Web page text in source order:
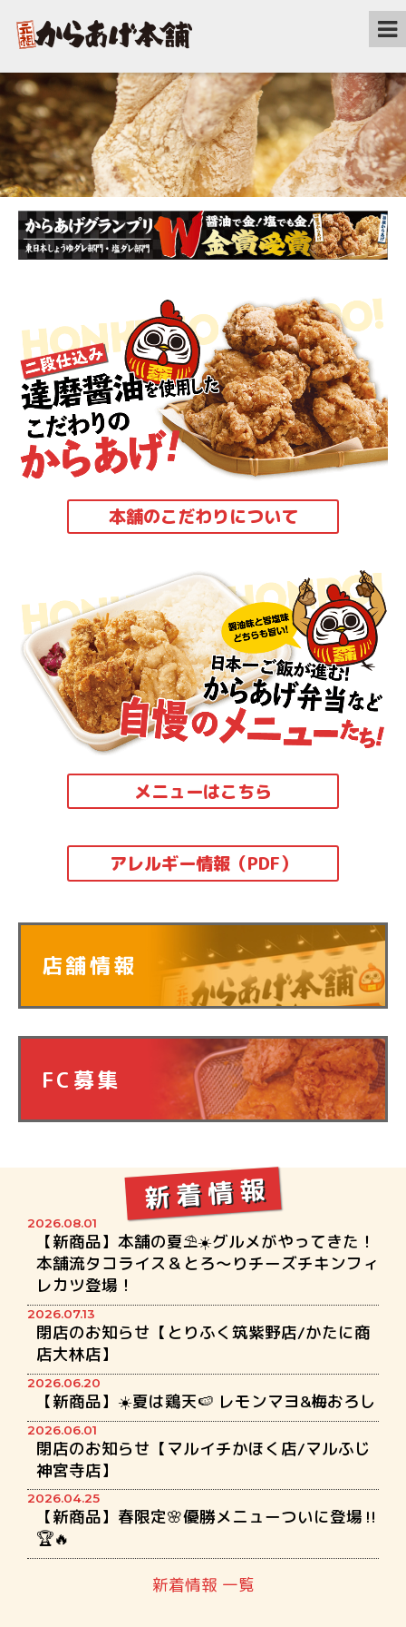
本舗のこだわりについて
メニューはこちら
アレルギー情報（PDF）
店舗情報
FC募集
新着情報
2026.08.01
【新商品】本舗の夏⛱☀️グルメがやってきた！
本舗流タコライス＆とろ〜りチーズチキンフィ
レカツ登場！
2026.07.13
閉店のお知らせ【とりふく筑紫野店/かたに商
店大林店】
2026.06.20
【新商品】☀️夏は鶏天🍉 レモンマヨ&梅おろし
2026.06.01
閉店のお知らせ【マルイチかほく店/マルふじ
神宮寺店】
2026.04.25
【新商品】春限定🌸優勝メニューついに登場‼️
🏆🔥
新着情報 一覧